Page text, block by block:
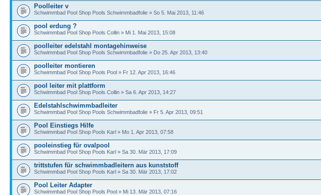
Poolleiter v
Schwimmbad Pool Shop Pools Schwimmbadfolie » So 5. Mai 2013, 11:46
pool erdung ?
Schwimmbad Pool Shop Pools Collin » Mi 1. Mai 2013, 15:08
poolleiter edelstahl montagehinweise
Schwimmbad Pool Shop Pools Schwimmbadfolie » Do 25. Apr 2013, 13:40
poolleiter montieren
Schwimmbad Pool Shop Pools Pool » Fr 12. Apr 2013, 16:46
pool leiter mit plattform
Schwimmbad Pool Shop Pools Collin » Sa 6. Apr 2013, 14:27
Edelstahlschwimmbadleiter
Schwimmbad Pool Shop Pools Schwimmbadfolie » Fr 5. Apr 2013, 09:51
Pool Einstiegs Hilfe
Schwimmbad Pool Shop Pools Karl » Mo 1. Apr 2013, 07:58
pooleinstieg für ovalpool
Schwimmbad Pool Shop Pools Karl » Sa 30. Mär 2013, 17:09
trittstufen für schwimmbadleitern aus kunststoff
Schwimmbad Pool Shop Pools Karl » Sa 30. Mär 2013, 17:02
Pool Leiter Adapter
Schwimmbad Pool Shop Pools Pool » Mi 13. Mär 2013, 07:16